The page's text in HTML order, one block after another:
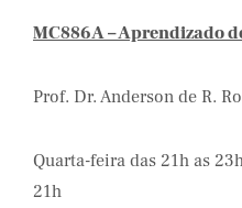
MC886A – Aprendizado
Prof. Dr. Anderson de R.
Quarta-feira das 21h as
21h